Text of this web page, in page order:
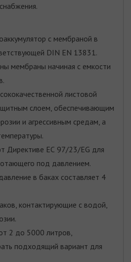
с мембраной в
DIN EN 13831.
мембраны начиная с емкости
листовой
слоем, обеспечивающим
и агрессивным средам, а
Директиве ЕС 97/23/EG для
под давлением.
в баках составляет 4
контактирующие с водой,
2 до 5000 литров,
подходящий вариант для